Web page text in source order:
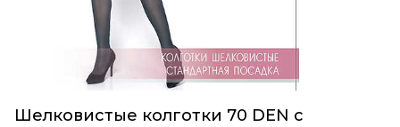
Шелковистые колготки 70 DEN с